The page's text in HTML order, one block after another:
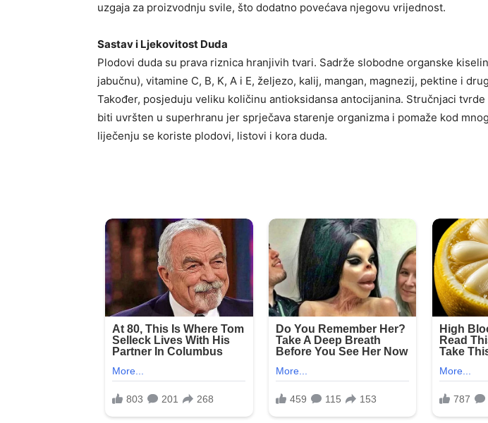
uzgaja za proizvodnju svile, što dodatno povećava njegovu vrijednost.
Sastav i Ljekovitost Duda
Plodovi duda su prava riznica hranjivih tvari. Sadrže slobodne organske
jabučnu), vitamine C, B, K, A i E, željezo, kalij, mangan, magnezij, pektine i
Također, posjeduju veliku količinu antioksidansa antocijanina. Stručnjaci tvrde
biti uvršten u superhranu jer sprječava starenje organizma i pomaže kod
liječenju se koriste plodovi, listovi i kora duda.